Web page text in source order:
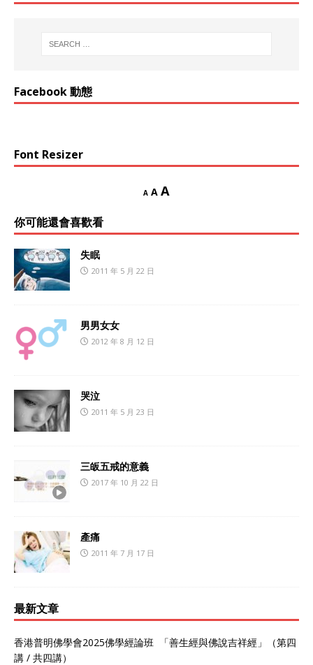
Facebook 動態
Font Resizer
A A A
你可能還會喜歡看
失眠
2011 年 5 月 22 日
男男女女
2012 年 8 月 12 日
哭泣
2011 年 5 月 23 日
三皈五戒的意義
2017 年 10 月 22 日
產痛
2011 年 7 月 17 日
最新文章
香港普明佛學會2025佛學經論班 「善生經與佛說吉祥經」（第四
講 / 共四講）